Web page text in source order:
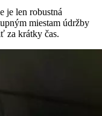
je len robustná
miestam údržby
za krátky čas.